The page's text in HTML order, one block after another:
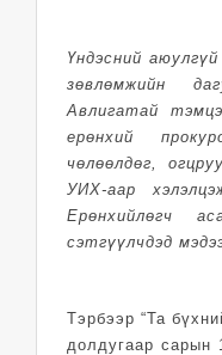
Үндэсний
зөвлөмжийн
Авлигатай
ерөнхий
чөлөөлдөг,
УИХ-аар
Ерөнхийлөгч
сэтгүүлчдэд
Тэрбээр “Та
долдугаар сарын